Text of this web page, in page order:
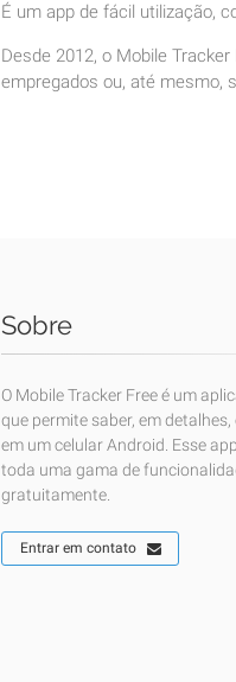
É um app de fácil utilização,
Desde 2012, o Mobile
empregados ou, até mesmo,
Sobre
O Mobile Tracker Free é um
que permite saber, em
em um celular Android. Esse
toda uma gama de
gratuitamente.
Entrar em contato